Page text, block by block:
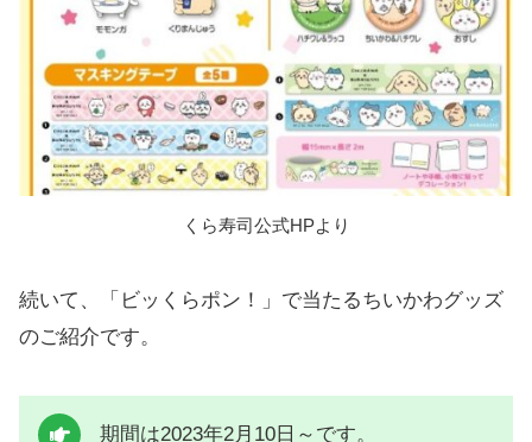
くら寿司公式HPより
続いて、「ビッくらポン！」で当たるちいかわグッズ
のご紹介です。
期間は2023年2月10日～です。